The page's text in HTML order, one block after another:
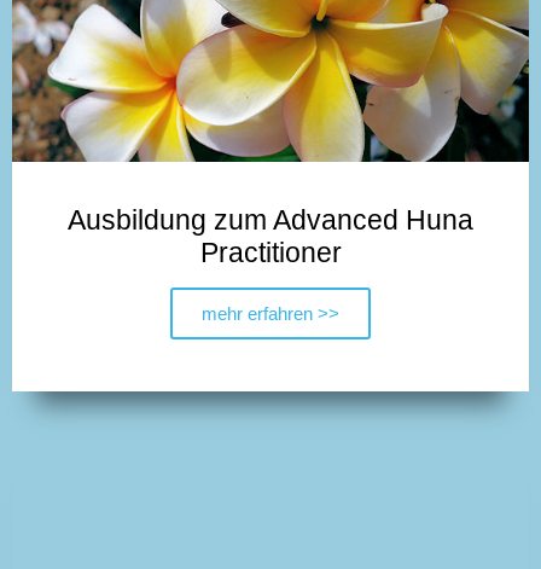
Ausbildung zum Advanced Huna
Practitioner
mehr erfahren >>